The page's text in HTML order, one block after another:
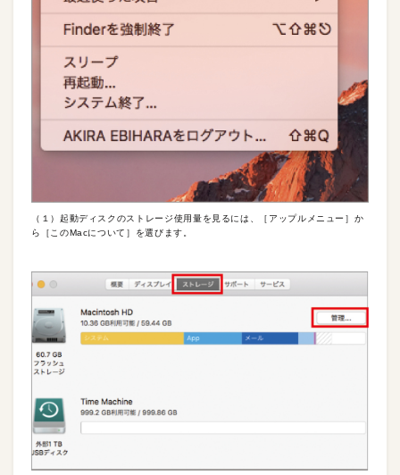
（１）起動ディスクのストレージ使用量を見るには、［アップルメニュー］か
ら［このMacについて］を選びます。